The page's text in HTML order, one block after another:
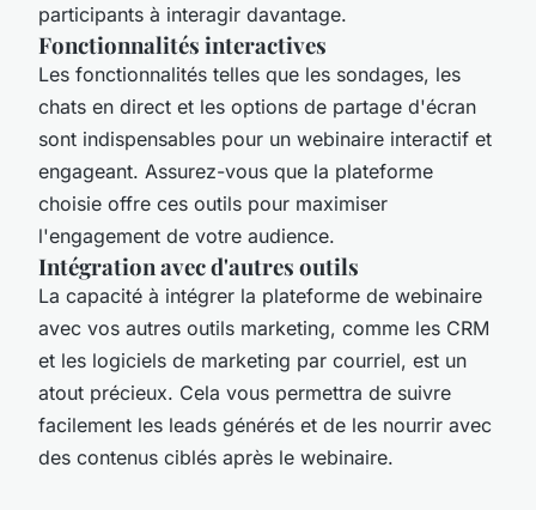
participants à interagir davantage.
Fonctionnalités interactives
Les fonctionnalités telles que les sondages, les
chats en direct et les options de partage d'écran
sont indispensables pour un webinaire interactif et
engageant. Assurez-vous que la plateforme
choisie offre ces outils pour maximiser
l'engagement de votre audience.
Intégration avec d'autres outils
La capacité à intégrer la plateforme de webinaire
avec vos autres outils marketing, comme les CRM
et les logiciels de marketing par courriel, est un
atout précieux. Cela vous permettra de suivre
facilement les leads générés et de les nourrir avec
des contenus ciblés après le webinaire.